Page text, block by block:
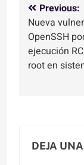
de
entradas
Previous:
Nueva
OpenSSH
ejecución
root en
DEJA